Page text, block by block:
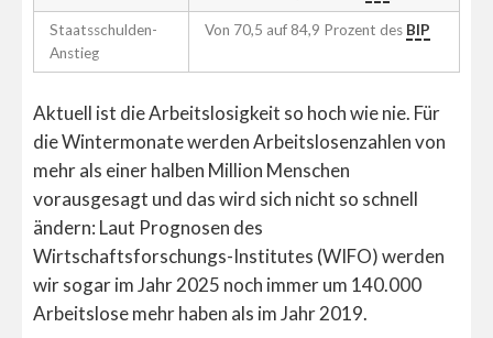
Staatsschulden-
Anstieg
Von 70,5 auf 84,9 Prozent des BIP
Aktuell ist die Arbeitslosigkeit so hoch wie nie. Für
die Wintermonate werden Arbeitslosenzahlen von
mehr als einer halben Million Menschen
vorausgesagt und das wird sich nicht so schnell
ändern: Laut Prognosen des
Wirtschaftsforschungs-Institutes (WIFO) werden
wir sogar im Jahr 2025 noch immer um 140.000
Arbeitslose mehr haben als im Jahr 2019.